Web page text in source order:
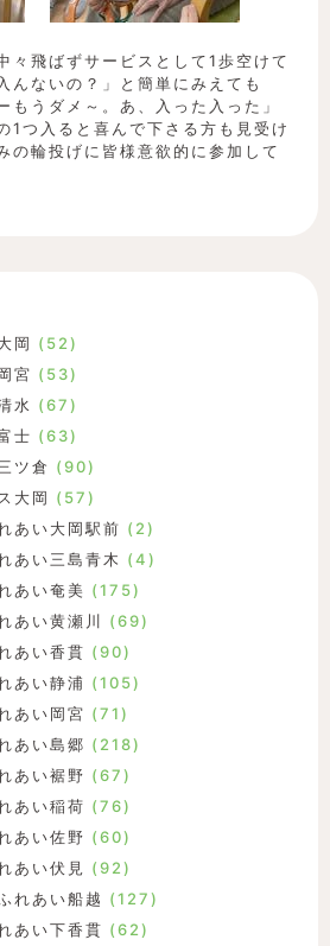
々飛ばずサービスとして1歩空けて
んないの？」と簡単にみえても
もうダメ～。あ、入った入った」
1つ入ると喜んで下さる方も見受け
の輪投げに皆様意欲的に参加して
岡 (52)
宮 (53)
水 (67)
士 (63)
ツ倉 (90)
大岡 (57)
あい大岡駅前 (2)
あい三島青木 (4)
あい奄美 (175)
あい黄瀬川
(69)
あい香貫 (90)
あい静浦 (105)
あい岡宮 (71)
あい島郷 (218)
あい裾野 (67)
あい稲荷 (76)
あい佐野 (60)
あい伏見
(92)
れあい船越 (127)
あい下香貫 (62)